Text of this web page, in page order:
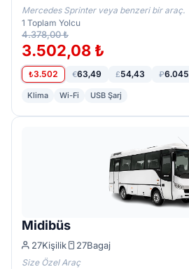
Mercedes Sprinter veya benzeri bir araç.
1 Toplam Yolcu
4.378,00 ₺
3.502,08 ₺
₺3.502 €63,49 £54,43 ₽6.045
Klima Wi-Fi USB Şarj
Midibüs
27Kişilik 27Bagaj
Size Özel Araç